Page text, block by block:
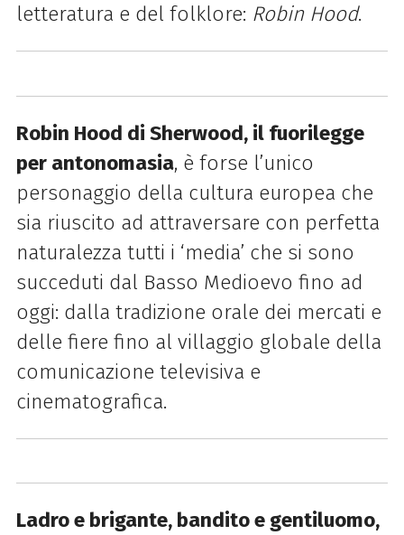
letteratura e del folklore: Robin Hood.
Robin Hood di Sherwood, il fuorilegge
per antonomasia, è forse l’unico
personaggio della cultura europea che
sia riuscito ad attraversare con perfetta
naturalezza tutti i ‘media’ che si sono
succeduti dal Basso Medioevo fino ad
oggi: dalla tradizione orale dei mercati e
delle fiere fino al villaggio globale della
comunicazione televisiva e
cinematografica.
Ladro e brigante, bandito e gentiluomo,